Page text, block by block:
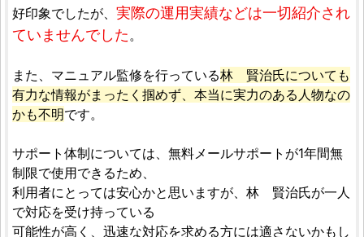
好印象でしたが、 実際の運用実績などは一切紹介され
ていませんでした。
また、マニュアル監修を行っている林 賢治氏についても
有力な情報がまったく掴めず、本当に実力のある人物なの
かも不明です。
サポート体制については、無料メールサポートが1年間無
制限で使用できるため、
利用者にとっては安心かと思いますが、林 賢治氏が一人
で対応を受け持っている
可能性が高く、迅速な対応を求める方には適さないかもし